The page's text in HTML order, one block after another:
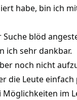
habe, bin ich
blöd
ich sehr dankbar.
noch nicht
die Leute
Möglichkeiten im